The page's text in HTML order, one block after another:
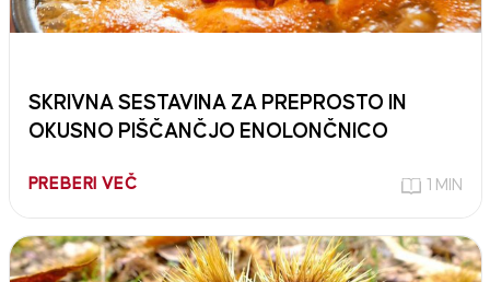
SKRIVNA SESTAVINA ZA PREPROSTO IN
OKUSNO PIŠČANČJO ENOLONČNICO
PREBERI VEČ 1 MIN